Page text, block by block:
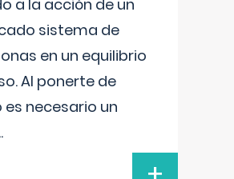
a la acción de un
sistema de
en un equilibrio
Al ponerte de
necesario un